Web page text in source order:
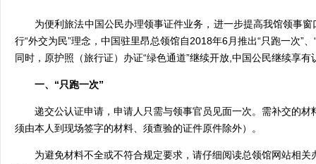
为便利旅法中国公民办理领事证件业务，进一步提高我馆领事
行“外交为民”理念，中国驻里昂总领馆自2018年6月推出“只跑一次”
同时，原护照（旅行证）办证“绿色通道”继续开放 中国公民继续享有
一、 “只跑一次”
递交公认证申请，申请人只需与领事官员见面一次。需补交的
须由本人到现场签字的材料、须查验的证件原件除外）。
为避免材料不全或不符合规定要求，请仔细阅读总领馆网站相关